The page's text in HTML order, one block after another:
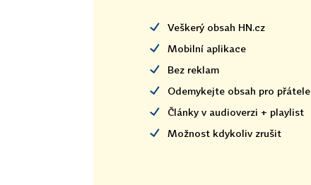
Veškerý obsah HN.cz
Mobilní aplikace
Bez reklam
Odemykejte obsah pro přátele
Články v audioverzi + playlist
Možnost kdykoliv zrušit